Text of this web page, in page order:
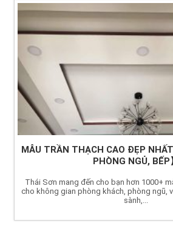
MẪU TRẦN THẠCH CAO ĐẸP
PHÒNG NGỦ, BẾP】
Thái Sơn mang đến cho bạn hơn 1000+
cho không gian phòng khách, phòng ngũ,
sành,...